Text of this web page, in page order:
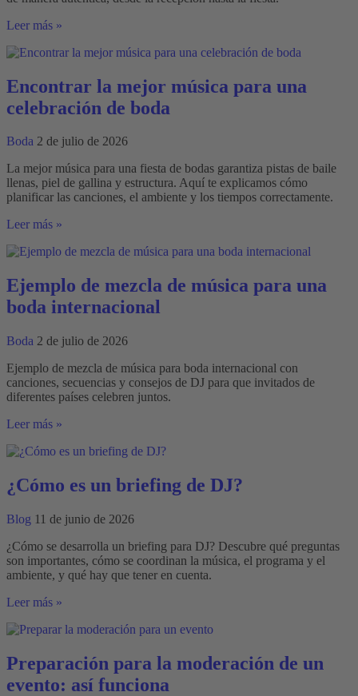
Planificar
boda
un
briefing
musical
Leer más »
Encontrar la mejor música para una
celebración de boda
Boda 2 de julio de 2026
La mejor música para una fiesta de bodas garantiza pistas de baile
llenas, piel de gallina y estructura. Aquí te explicamos cómo
planificar las canciones, el ambiente y los tiempos correctamente.
Encontrar
mejor
para
una
celebración
boda
Leer más »
Ejemplo de mezcla de música para una
boda internacional
Boda 2 de julio de 2026
Ejemplo de mezcla de música para boda internacional con
canciones, secuencias y consejos de DJ para que invitados de
diferentes países celebren juntos.
Ejemplo
mezcla
música
para
boda
internacional
Leer más »
¿Cómo es un briefing de DJ?
Blog 11 de junio de 2026
¿Cómo se desarrolla un briefing para DJ? Descubre qué preguntas
son importantes, cómo se coordinan la música, el programa y el
ambiente, y qué hay que tener en cuenta.
¿Cómo
un
de
DJ?
Leer más »
Preparación para la moderación de un
evento: así funciona